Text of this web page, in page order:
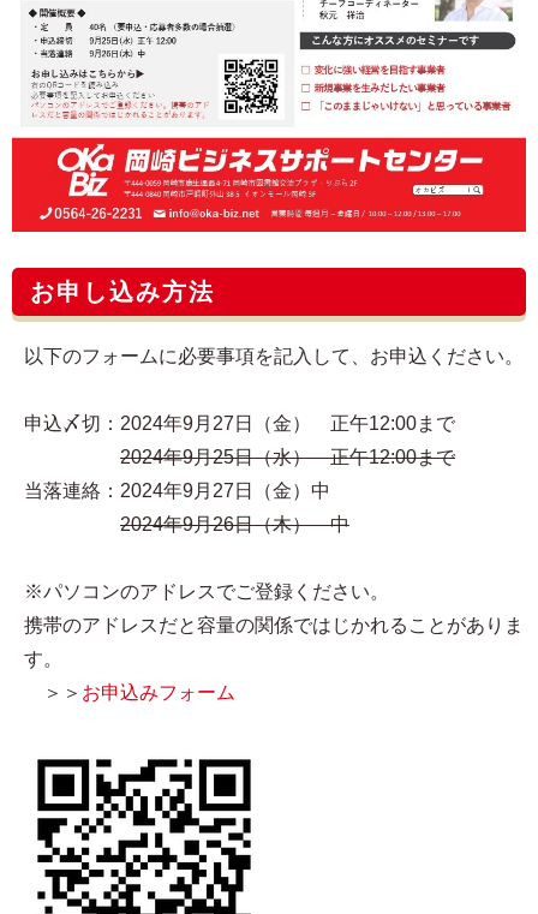
お申し込み方法
以下のフォームに必要事項を記入して、お申込ください。
申込〆切：2024年9月27日（金） 正午12:00まで
2024年9月25日（水） 正午12:00まで
当落連絡：2024年9月27日（金）中
2024年9月26日（木） 中
※パソコンのアドレスでご登録ください。
携帯のアドレスだと容量の関係ではじかれることがありま
す。
＞＞ お申込みフォーム